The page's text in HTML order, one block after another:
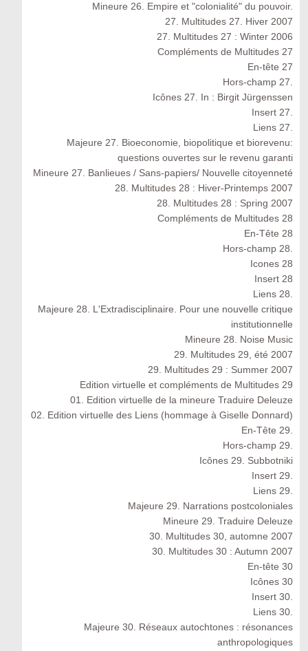
Mineure 26. Empire et "colonialité" du pouvoir.
27. Multitudes 27. Hiver 2007
27. Multitudes 27 : Winter 2006
Compléments de Multitudes 27
En-tête 27
Hors-champ 27.
Icônes 27. In : Birgit Jürgenssen
Insert 27.
Liens 27.
Majeure 27. Bioeconomie, biopolitique et biorevenu:
questions ouvertes sur le revenu garanti
Mineure 27. Banlieues / Sans-papiers/ Nouvelle citoyenneté
28. Multitudes 28 : Hiver-Printemps 2007
28. Multitudes 28 : Spring 2007
Compléments de Multitudes 28
En-Tête 28
Hors-champ 28.
Icones 28
Insert 28
Liens 28.
Majeure 28. L'Extradisciplinaire. Pour une nouvelle critique
institutionnelle
Mineure 28. Noise Music
29. Multitudes 29, été 2007
29. Multitudes 29 : Summer 2007
Edition virtuelle et compléments de Multitudes 29
01. Edition virtuelle de la mineure Traduire Deleuze
02. Edition virtuelle des Liens (hommage à Giselle Donnard)
En-Tête 29.
Hors-champ 29.
Icônes 29. Subbotniki
Insert 29.
Liens 29.
Majeure 29. Narrations postcoloniales
Mineure 29. Traduire Deleuze
30. Multitudes 30, automne 2007
30. Multitudes 30 : Autumn 2007
En-tête 30
Icônes 30
Insert 30.
Liens 30.
Majeure 30. Réseaux autochtones : résonances
anthropologiques